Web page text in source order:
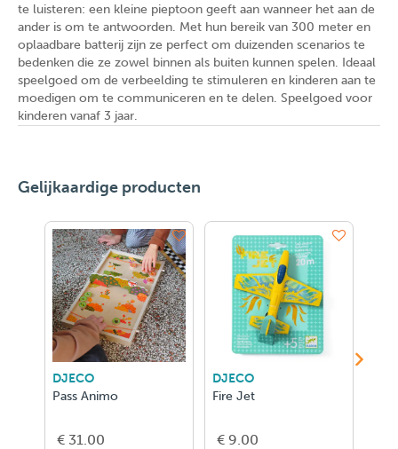
te luisteren: een kleine pieptoon geeft aan wanneer het aan de
ander is om te antwoorden. Met hun bereik van 300 meter en
oplaadbare batterij zijn ze perfect om duizenden scenarios te
bedenken die ze zowel binnen als buiten kunnen spelen. Ideaal
speelgoed om de verbeelding te stimuleren en kinderen aan te
moedigen om te communiceren en te delen. Speelgoed voor
kinderen vanaf 3 jaar.
Gelijkaardige producten
DJECO
Pass Animo
€ 31.00
DJECO
Fire Jet
€ 9.00